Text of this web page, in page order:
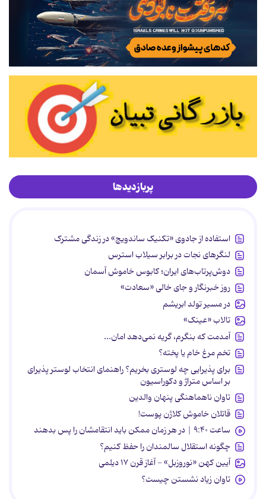
پربازدیدها
استفاده از جادوی «تکنیک ساندویچ» در زندگی مشترک
لنگرهای نجات در برابر سیلاب استرس
دوش‌پرتاب‌های ایران؛ کابوس خاموش آسمان
روز خبرنگار و جای خالی «سعادت»
در مسیر تولد ابریشم
تالاب «عینک»
آمدمت که بنگرم، گریه نمی‌دهد امان...
تخم مرغ خام یا پخته؟
برای پذیرایی چه لوستری بخریم؟ راهنمای انتخاب لوستر پذیرای
بر اساس متراژ و دکوراسیون
تاوان ناهماهنگی پنهان والدین
قاتلان خاموش کلاژن پوست!
ساعت ۹:۴۰ | در هر زمان ممکن باید انتقامشان را پس بدهند
چگونه استقلال سالمندان را حفظ کنیم؟
آیین کهن «نوروزبل» - آغاز قرن ۱۷ دیلمی
تاوان زیاد نشستن چیست؟